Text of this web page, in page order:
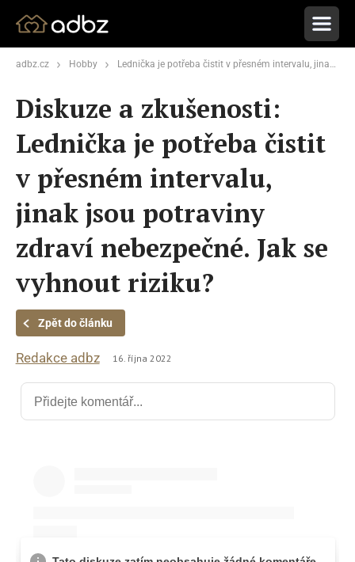
adbz.cz Hobby Lednička je potřeba čistit v přesném intervalu, jinak jsou potraviny zdraví nebezpečné. Jak se vyhnout riziku?
Diskuze a zkušenosti:
Lednička je potřeba čistit
v přesném intervalu,
jinak jsou potraviny
zdraví nebezpečné. Jak se
vyhnout riziku?
Zpět do článku
Redakce adbz 16. října 2022